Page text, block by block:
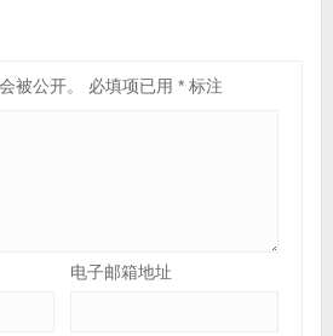
被公开。 必填项已用 *标注
电子邮箱地址